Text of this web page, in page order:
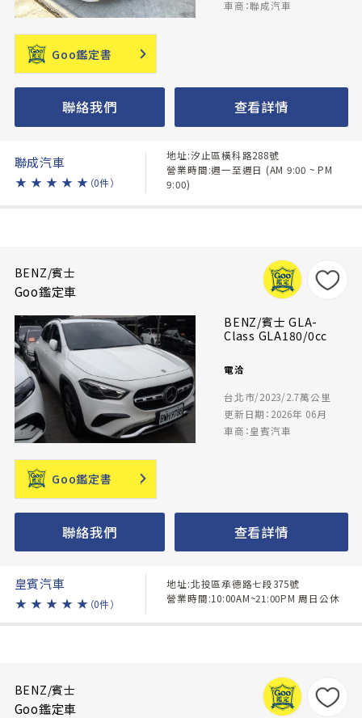
車商：聯成汽車
Goo鑑定書
聯絡我們 查看詳情
聯成汽車
★ ★ ★ ★ ★ （0件）
地址:汐止區橫科路288號
營業時間:週一至週日 (AM 9:00 ~ PM
9:00)
BENZ/賓士
Goo鑑定車
BENZ/賓士 GLA-
Class GLA180/0cc
電洽
台北市/2023/2.7萬公里
更新日期：2026年 06月
車商：皇賓汽車
Goo鑑定書
聯絡我們 查看詳情
皇賓汽車
★ ★ ★ ★ ★ （0件）
地址:北投區承德路七段375號
營業時間:10:00AM~21:00PM 周日公休
BENZ/賓士
Goo鑑定車